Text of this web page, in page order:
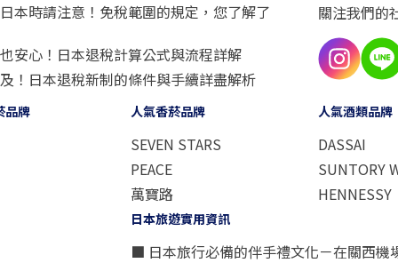
本時請注意！免稅範圍的規定，您了解了
安心！日本退稅計算公式與流程詳解
！日本退稅新制的條件與手續詳盡解析
關注我們的
品牌 人氣香菸品牌
SEVEN STARS
PEACE
萬寶路
人氣酒類品牌
DASSAI
SUNTORY
HENNESSY
日本旅遊實用資訊
■ 日本旅行必備的伴手禮文化－在關西機